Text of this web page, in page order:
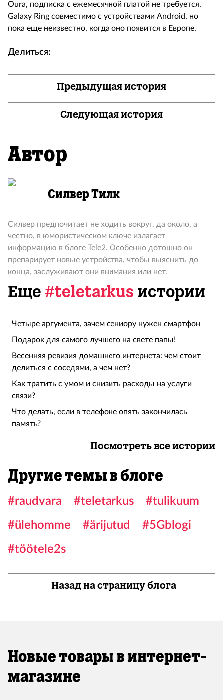
Oura, подписка с ежемесячной платой не требуется.
Galaxy Ring совместимо с устройствами Android, но
пока еще неизвестно, когда оно появится в Европе.
Делиться:
Предыдущая история
Следующая история
Автор
Силвер Тилк
Силвер предпочитает не ходить вокруг, да около, а
честно, в юмористическом ключе излагает
информацию в блоге Tele2. Особенно дотошно он
препарирует новые устройства, чтобы выяснить до
конца, заслуживают они внимания или нет.
Еще #teletarkus истории
Четыре аргумента, зачем сениору нужен смартфон
Подарок для самого лучшего на свете папы!
Весенняя ревизия домашнего интернета: чем стоит
делиться с соседями, а чем нет?
Как тратить с умом и снизить расходы на услуги
связи?
Что делать, если в телефоне опять закончилась
память?
Посмотреть все истории
Другие темы в блоге
#raudvara #teletarkus
#tulikuum
#ülehomme
#ärijutud
#5Gblogi
#töötele2s
Назад на страницу блога
Новые товары в интернет-
магазине